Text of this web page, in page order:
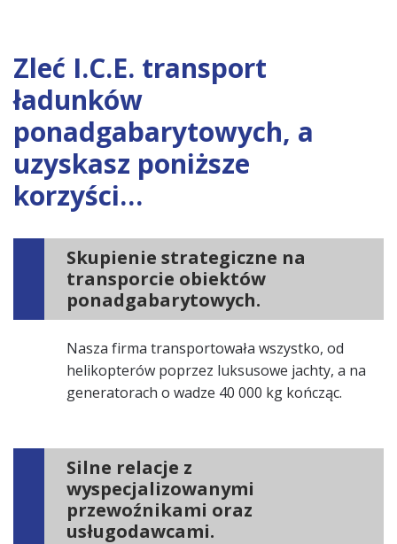
Zleć I.C.E. transport
ładunków
ponadgabarytowych, a
uzyskasz poniższe
korzyści…
Skupienie strategiczne na
transporcie obiektów
ponadgabarytowych.
Nasza firma transportowała wszystko, od
helikopterów poprzez luksusowe jachty, a na
generatorach o wadze 40 000 kg kończąc.
Silne relacje z
wyspecjalizowanymi
przewoźnikami oraz
usługodawcami.